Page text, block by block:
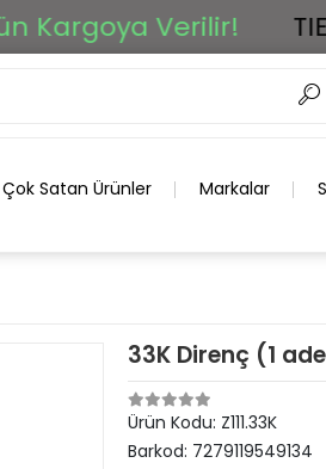
Verilir! TIEE
Çok Satan Ürünler Markalar
33K Direnç (1
Ürün Kodu: Z111.33K
Barkod: 7279119549134